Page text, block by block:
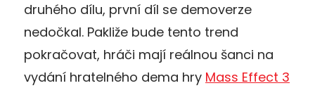
druhého dílu, první díl se demoverze
nedočkal. Pakliže bude tento trend
pokračovat, hráči mají reálnou šanci na
vydání hratelného dema hry Mass Effect 3